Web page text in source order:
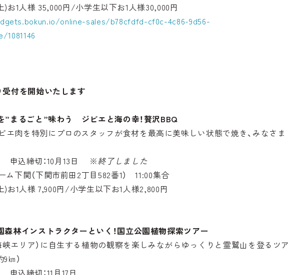
)お1人様 35,000円/小学生以下お1人様30,000円
online-sales/b78cfdfd-cf0c-4c86-9d56-
1081146
付を開始いたします
”まるごと”味わう ジビエと海の幸！贅沢BBQ
エ肉を特別にプロのスタッフが食材を最高に美味しい状態で焼き、みなさま
） 申込締切：10月13日 ※終了しました
ム下関（下関市前田2丁目582番1） 11:00集合
)お1人様 7,900円/小学生以下お1人様2,800円
森林インストラクターといく！国立公園植物探索ツアー
エリア）に自生する植物の観察を楽しみながらゆっくりと霊鷲山を登るツア
㎞）
申込締切：11月17日